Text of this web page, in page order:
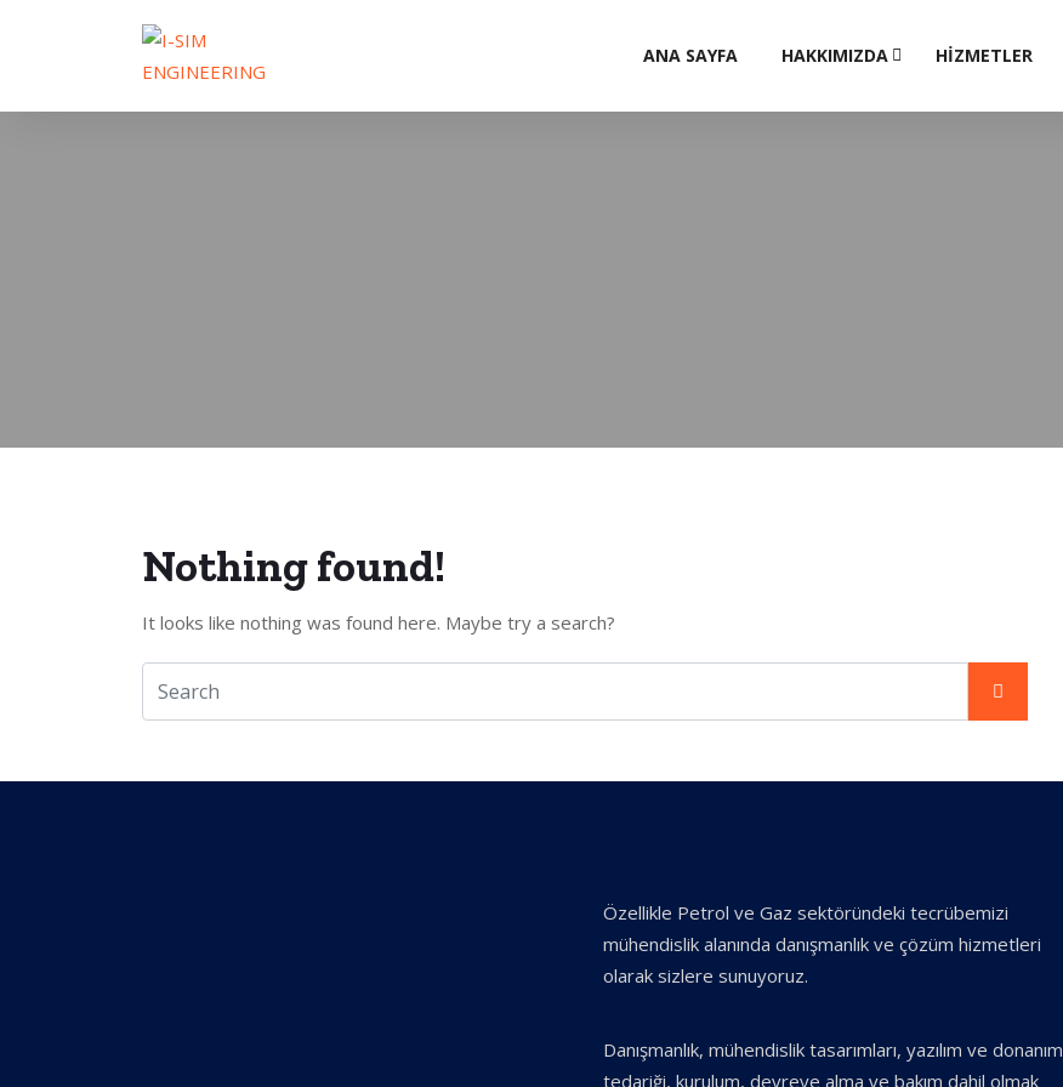
ANA SAYFA HAKKIMIZDA HİZMETLER
Nothing found!
It looks like nothing was found here. Maybe try a search?
Özellikle Petrol ve Gaz sektöründeki tecrübemizi
mühendislik alanında danışmanlık ve çözüm hizmetleri
olarak sizlere sunuyoruz.
Danışmanlık, mühendislik tasarımları, yazılım ve donanım
tedariği, kurulum, devreye alma ve bakım dahil olmak